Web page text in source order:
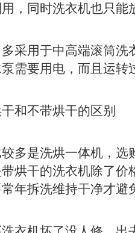
，同时洗衣机也只能
用于中高端滚筒洗
需要用电，而且运转
不带烘干的区别
是洗烘一体机，选
烘干的洗衣机除了
年拆洗维持干净才避